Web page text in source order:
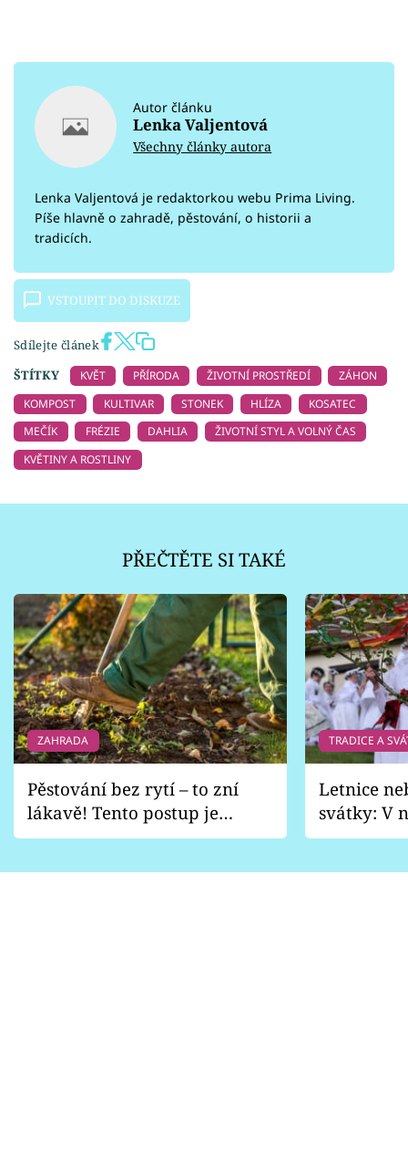
Autor článku
Lenka Valjentová
Všechny články autora
Lenka Valjentová je redaktorkou webu Prima Living.
Píše hlavně o zahradě, pěstování, o historii a
tradicích.
VSTOUPIT DO DISKUZE
Sdílejte článek
ŠTÍTKY
KVĚT PŘÍRODA ŽIVOTNÍ PROSTŘEDÍ
ZÁHON
KOMPOST
KULTIVAR STONEK HLÍZA
KOSATEC
MEČÍK
FRÉZIE DAHLIA
ŽIVOTNÍ STYL A VOLNÝ ČAS
KVĚTINY A ROSTLINY
PŘEČTĚTE SI TAKÉ
ZAHRADA
Pěstování bez rytí – to zní
lákavě! Tento postup je
vhodný jen pro některé
TRADICE A
Letnice
svátky: V
pondělí